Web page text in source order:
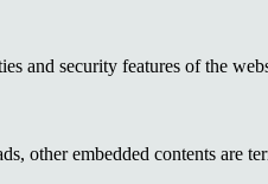
and security features of the
other embedded contents are